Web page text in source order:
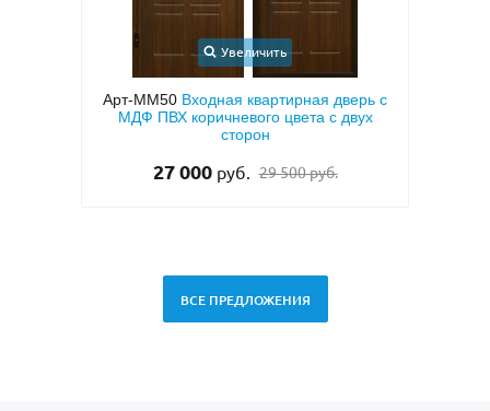
Увеличить
Арт-ММ24Входная дверь с порошковым
напылением «серый шелк» и МДФ ПВХ
для квартиры
33 000руб.
ВСЕ ПРЕДЛОЖЕНИЯ